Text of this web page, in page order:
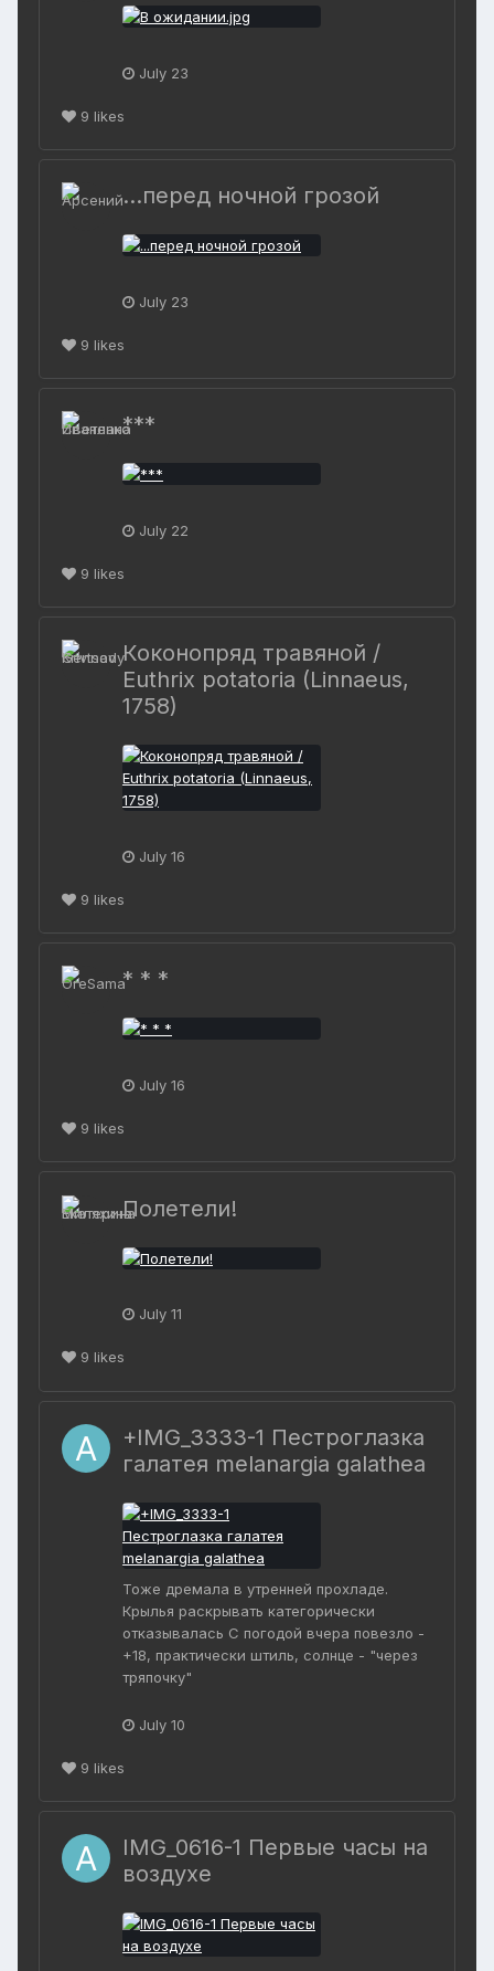
July 23
9 likes
...перед ночной грозой
July 23
9 likes
***
July 22
9 likes
Коконопряд травяной /
Euthrix potatoria (Linnaeus,
1758)
July 16
9 likes
* * *
July 16
9 likes
Полетели!
July 11
9 likes
+IMG_3333-1 Пестроглазка
галатея melanargia galathea
Тоже дремала в утренней прохладе.
Крылья раскрывать категорически
отказывалась С погодой вчера повезло -
+18, практически штиль, солнце - "через
тряпочку"
July 10
9 likes
IMG_0616-1 Первые часы на
воздухе